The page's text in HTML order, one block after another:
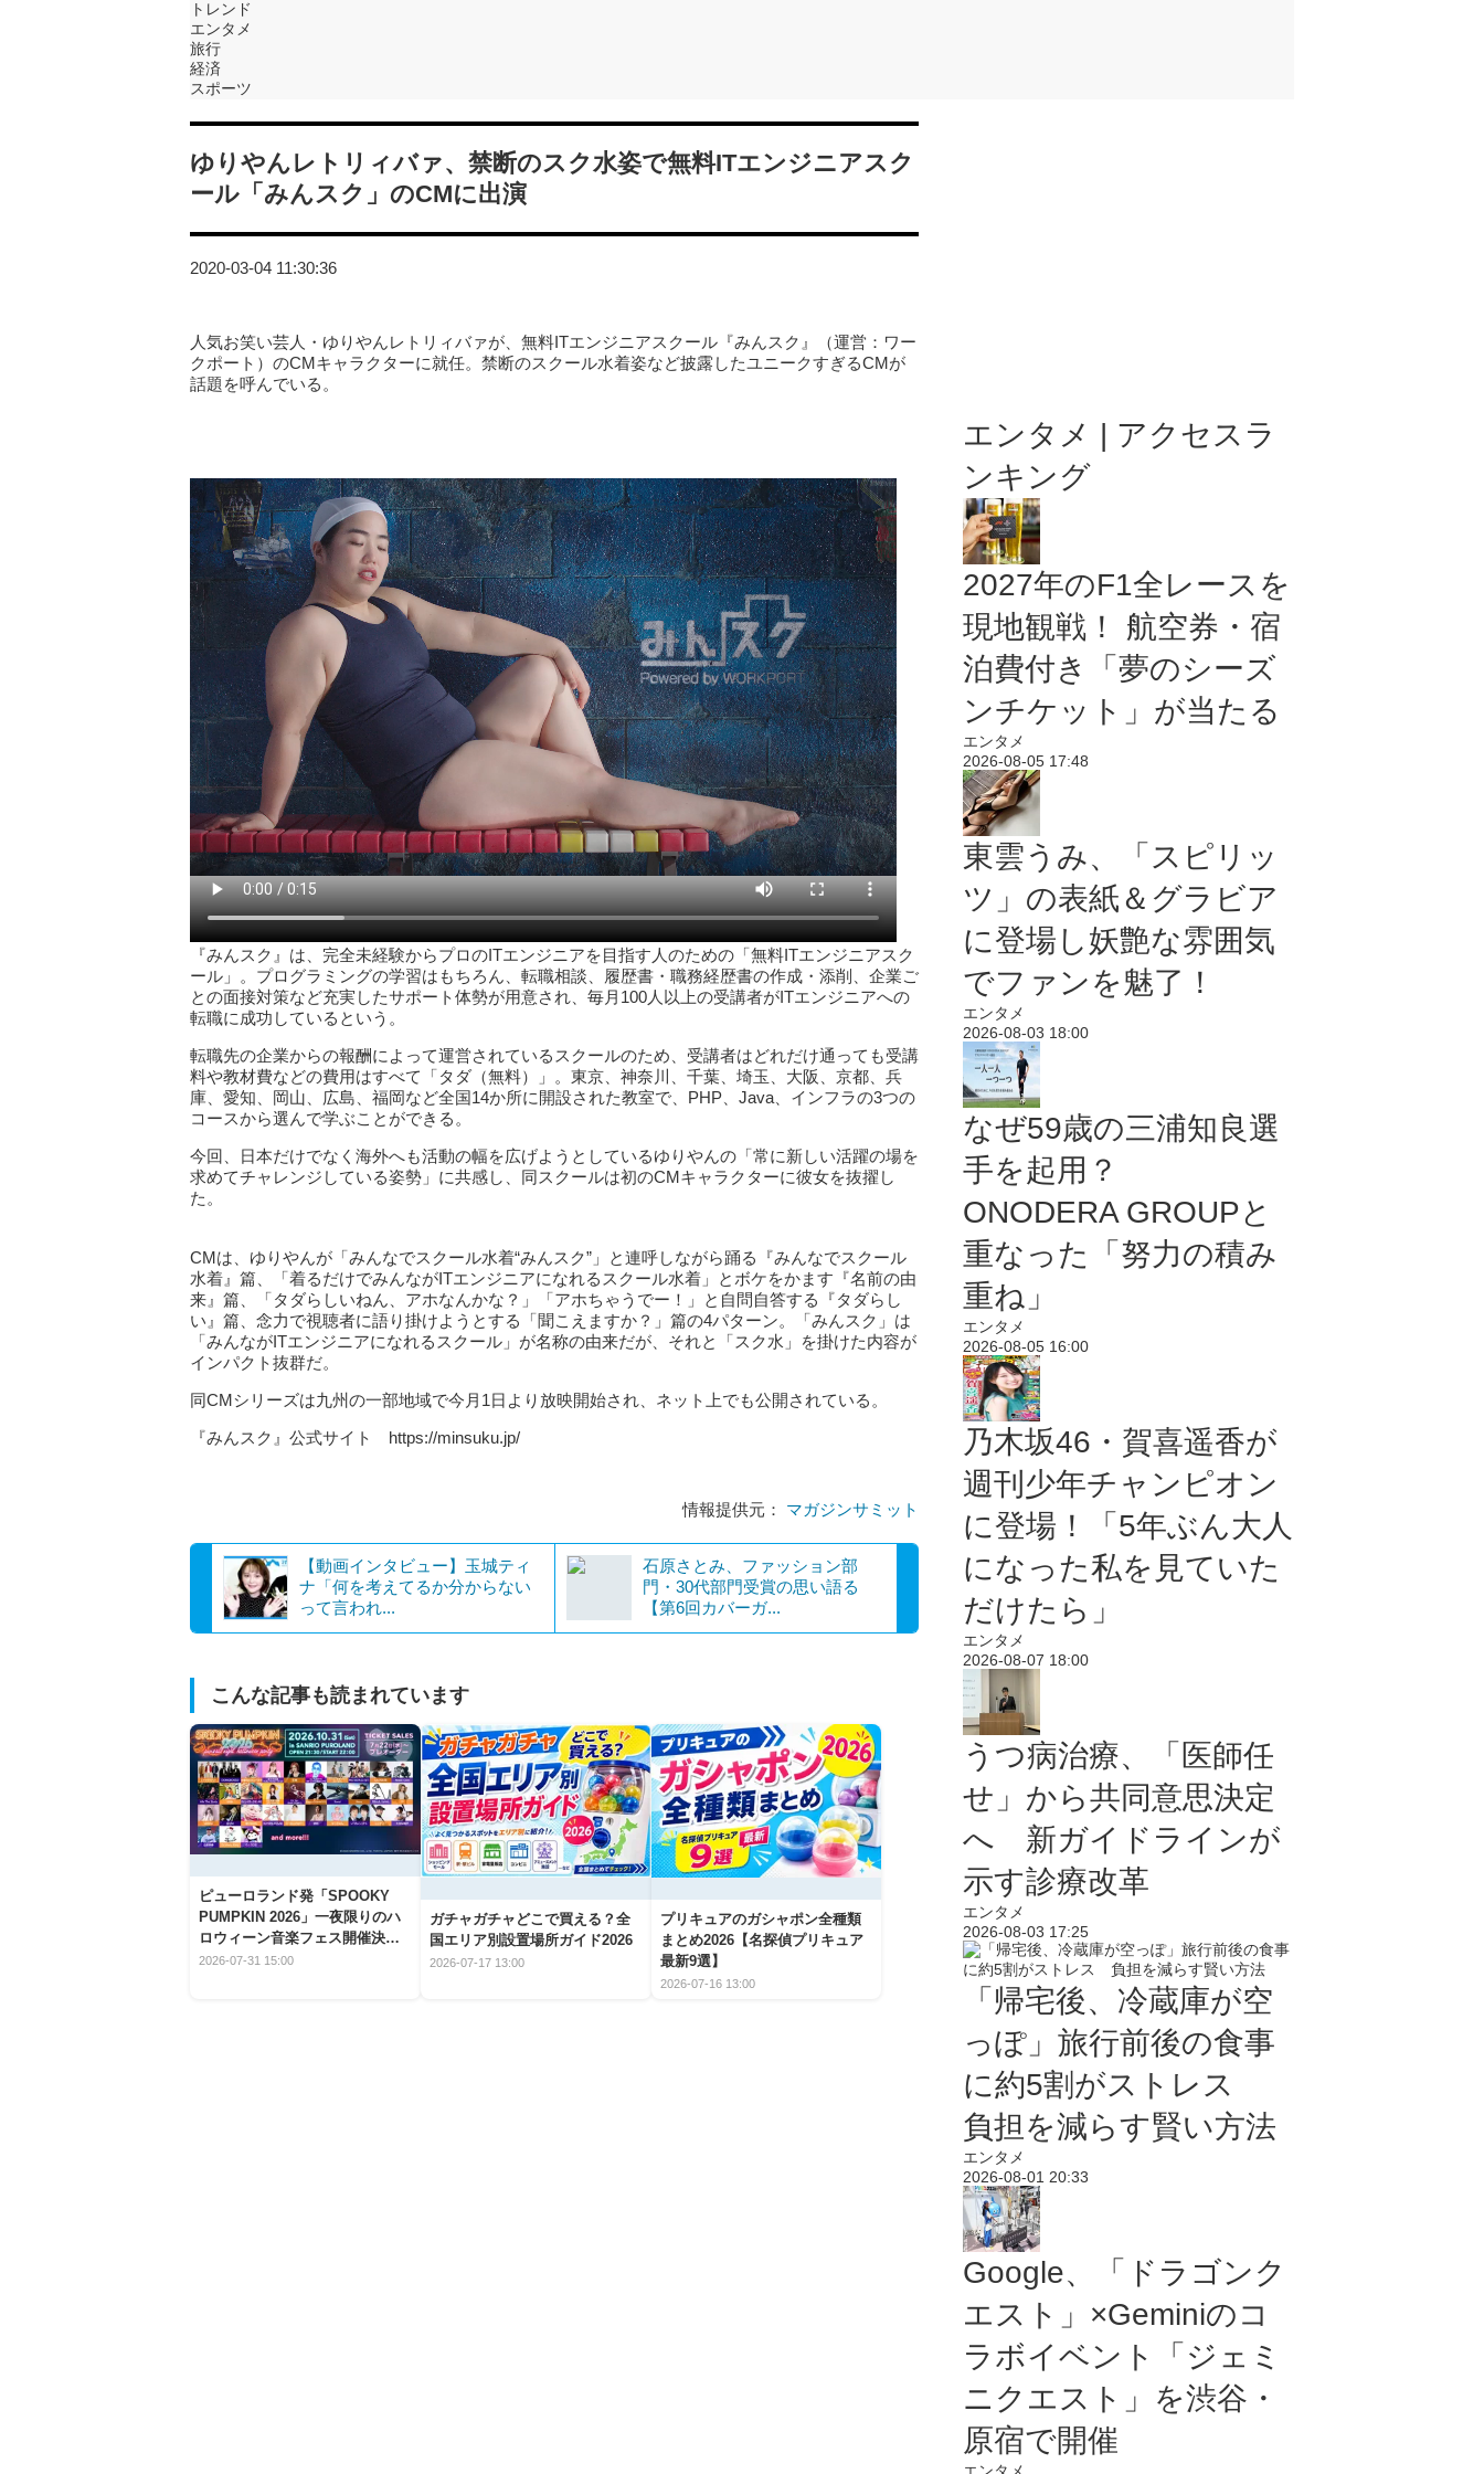
トレンド
エンタメ
旅行
経済
スポーツ
ゆりやんレトリィバァ、禁断のスク水姿で無料ITエンジニアスク
ール「みんスク」のCMに出演
2020-03-04 11:30:36
人気お笑い芸人・ゆりやんレトリィバァが、無料ITエンジニアスクール『みんスク』（運営：ワー
クポート）のCMキャラクターに就任。禁断のスクール水着姿など披露したユニークすぎるCMが
話題を呼んでいる。
『みんスク』は、完全未経験からプロのITエンジニアを目指す人のための「無料ITエンジニアスク
ール」。プログラミングの学習はもちろん、転職相談、履歴書・職務経歴書の作成・添削、企業ご
との面接対策など充実したサポート体勢が用意され、毎月100人以上の受講者がITエンジニアへの
転職に成功しているという。
転職先の企業からの報酬によって運営されているスクールのため、受講者はどれだけ通っても受講
料や教材費などの費用はすべて「タダ（無料）」。東京、神奈川、千葉、埼玉、大阪、京都、兵
庫、愛知、岡山、広島、福岡など全国14か所に開設された教室で、PHP、Java、インフラの3つの
コースから選んで学ぶことができる。
今回、日本だけでなく海外へも活動の幅を広げようとしているゆりやんの「常に新しい活躍の場を
求めてチャレンジしている姿勢」に共感し、同スクールは初のCMキャラクターに彼女を抜擢し
た。
CMは、ゆりやんが「みんなでスクール水着“みんスク”」と連呼しながら踊る『みんなでスクール
水着』篇、「着るだけでみんながITエンジニアになれるスクール水着」とボケをかます『名前の由
来』篇、「タダらしいねん、アホなんかな？」「アホちゃうでー！」と自問自答する『タダらし
い』篇、念力で視聴者に語り掛けようとする「聞こえますか？」篇の4パターン。「みんスク」は
「みんながITエンジニアになれるスクール」が名称の由来だが、それと「スク水」を掛けた内容が
インパクト抜群だ。
同CMシリーズは九州の一部地域で今月1日より放映開始され、ネット上でも公開されている。
『みんスク』公式サイト https://minsuku.jp/
情報提供元： マガジンサミット
【動画インタビュー】玉城ティ
ナ「何を考えてるか分からない
って言われ...
石原さとみ、ファッション部
門・30代部門受賞の思い語る
【第6回カバーガ...
こんな記事も読まれています
ピューロランド発「SPOOKY
PUMPKIN 2026」一夜限りのハ
ロウィーン音楽フェス開催決
定！
2026-07-31 15:00
ガチャガチャどこで買える？全
国エリア別設置場所ガイド2026
2026-07-17 13:00
プリキュアのガシャポン全種類
まとめ2026【名探偵プリキュア
最新9選】
2026-07-16 13:00
エンタメ | アクセスラ
ンキング
2027年のF1全レースを
現地観戦！ 航空券・宿
泊費付き「夢のシーズ
ンチケット」が当たる
エンタメ
2026-08-05 17:48
東雲うみ、「スピリッ
ツ」の表紙＆グラビア
に登場し妖艶な雰囲気
でファンを魅了！
エンタメ
2026-08-03 18:00
なぜ59歳の三浦知良選
手を起用？
ONODERA GROUPと
重なった「努力の積み
重ね」
エンタメ
2026-08-05 16:00
乃木坂46・賀喜遥香が
週刊少年チャンピオン
に登場！「5年ぶん大人
になった私を見ていた
だけたら」
エンタメ
2026-08-07 18:00
うつ病治療、「医師任
せ」から共同意思決定
へ 新ガイドラインが
示す診療改革
エンタメ
2026-08-03 17:25
「帰宅後、冷蔵庫が空
っぽ」旅行前後の食事
に約5割がストレス
負担を減らす賢い方法
エンタメ
2026-08-01 20:33
Google、「ドラゴンク
エスト」×Geminiのコ
ラボイベント「ジェミ
ニクエスト」を渋谷・
原宿で開催